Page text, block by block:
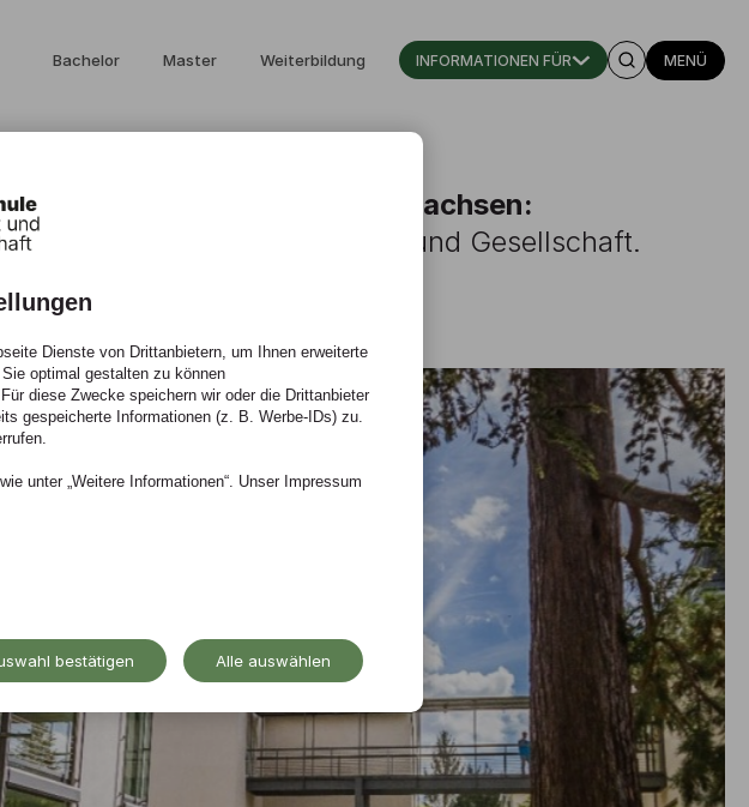
Bachelor Master Weiterbildung INFORMATIONEN FÜR MENÜ
studieren, gemeinsam wachsen:
Alanus Hochschule für Kunst und Gesellschaft.
Dienste von Drittanbietern, um Ihnen erweiterte
optimal gestalten zu können
diese Zwecke speichern wir oder die Drittanbieter
gespeicherte Informationen (z. B. Werbe-IDs) zu.
unter „Weitere Informationen“. Unser Impressum
bestätigen Alle auswählen